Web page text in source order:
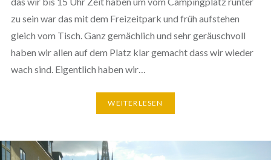
zu sein war das mit dem Freizeitpark und früh aufstehen
gleich vom Tisch. Ganz gemächlich und sehr geräuschvoll
haben wir allen auf dem Platz klar gemacht dass wir wieder
wach sind. Eigentlich haben wir…
WEITERLESEN